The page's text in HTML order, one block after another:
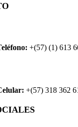
+(57) (1) 613
+(57) 318 362